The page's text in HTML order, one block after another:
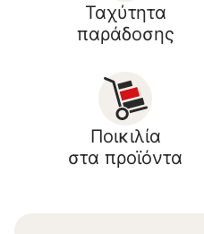
Ταχύτητα
παράδοσης
Ποικιλία
στα προϊόντα